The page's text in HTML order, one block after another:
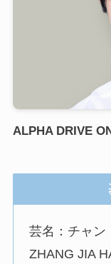
ALPHA DRIVE
芸名：チャン
ZHANG JIA